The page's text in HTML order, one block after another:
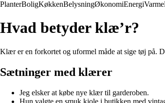
PlanterBoligKøkkenBelysningØkonomiEnergiVarme
Hvad betyder klæ’r?
Klær er en forkortet og uformel måde at sige tøj på.
Sætninger med klærer
Jeg elsker at købe nye klær til garderoben.
Hun valgte en smuk kjole i butikken med